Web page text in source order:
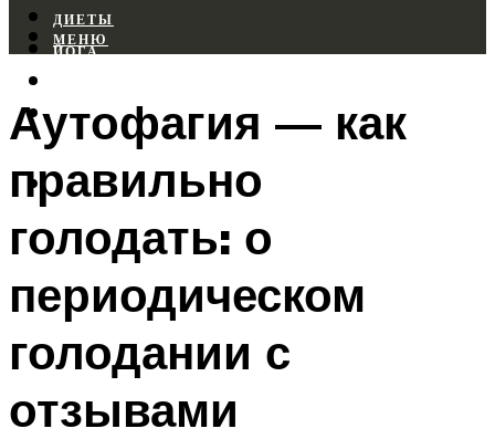
ДИЕТЫ
ЙОГА
ФИТНЕС
МЕНЮ
МЕНЮ
Аутофагия — как
правильно
голодать: о
периодическом
голодании с
отзывами